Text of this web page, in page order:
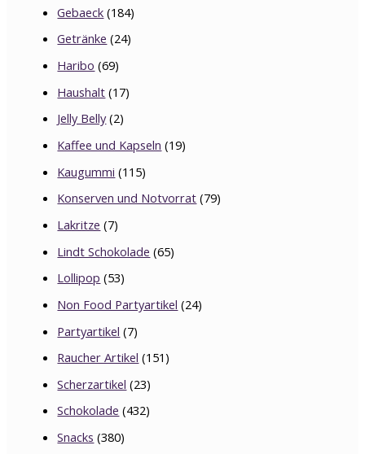
Gebaeck (184)
Getränke (24)
Haribo (69)
Haushalt (17)
Jelly Belly (2)
Kaffee und Kapseln (19)
Kaugummi (115)
Konserven und Notvorrat (79)
Lakritze (7)
Lindt Schokolade (65)
Lollipop (53)
Non Food Partyartikel (24)
Partyartikel (7)
Raucher Artikel (151)
Scherzartikel (23)
Schokolade (432)
Snacks (380)